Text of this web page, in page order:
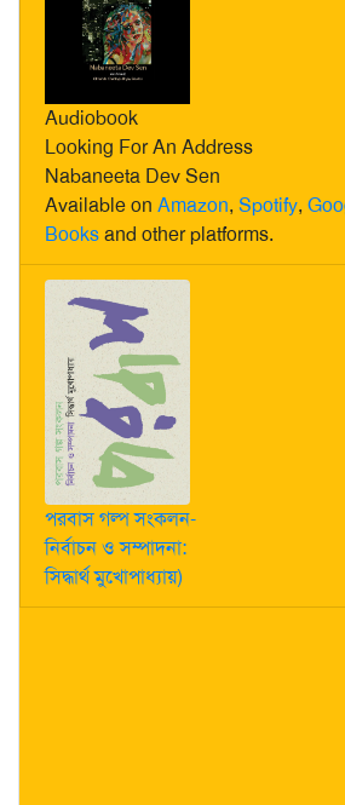
Audiobook
Looking For An Address
Nabaneeta Dev Sen
Available on Amazon, Spotify,
Booksand other platforms.
পরবাস গল্প সংকলন-
নির্বাচন ও সম্পাদনা:
সিদ্ধার্থ মুখোপাধ্যায়)